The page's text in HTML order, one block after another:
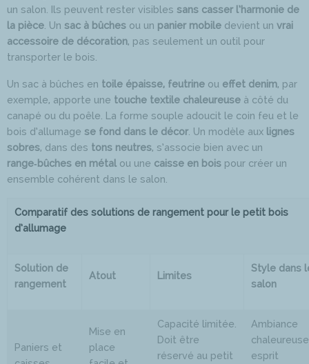
un salon. Ils peuvent rester visibles sans casser l’harmonie de
la pièce . Un sac à bûches ou un panier mobile devient un vrai
accessoire de décoration, pas seulement un outil pour
transporter le bois.
Un sac à bûches en toile épaisse, feutrine ou effet denim, par
exemple, apporte une touche textile chaleureuse à côté du
canapé ou du poêle. La forme souple adoucit le coin feu et le
bois d’allumage se fond dans le décor . Un modèle aux lignes
sobres, dans des tons neutres, s’associe bien avec un
range‑bûches en métal ou une caisse en bois pour créer un
ensemble cohérent dans le salon.
Comparatif des solutions de rangement pour le petit bois
d’allumage
Solution de
rangement
Atout Limites
Style dans
salon
Paniers et
Mise en
place
Capacité limitée.
Doit être
réservé au petit
Ambiance
esprit